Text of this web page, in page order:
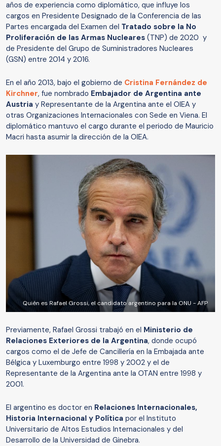
años de experiencia como diplomático, que influye los
cargos en Presidente Designado de la Conferencia de las
Partes encargada del Examen del Tratado sobre la No
Proliferación de las Armas Nucleares (TNP) de 2020 y
de Presidente del Grupo de Suministradores Nucleares
(GSN) entre 2014 y 2016.
En el año 2013, bajo el gobierno de Cristina Fernández de
Kirchner, fue nombrado Embajador de Argentina ante
Austria y Representante de la Argentina ante el OIEA y
otras Organizaciones Internacionales con Sede en Viena. El
diplomático mantuvo el cargo durante el periodo de Mauricio
Macri hasta asumir la dirección de la OIEA.
Quién es Rafael Grossi, el candidato argentino para la ONU - AFP
Previamente, Rafael Grossi trabajó en el Ministerio de
Relaciones Exteriores de la Argentina, donde ocupó
cargos como el de Jefe de Cancillería en la Embajada ante
Bélgica y Luxemburgo entre 1998 y 2002 y el de
Representante de la Argentina ante la OTAN entre 1998 y
2001.
El argentino es doctor en Relaciones Internacionales,
Historia Internacional y Política por el Instituto
Universitario de Altos Estudios Internacionales y del
Desarrollo de la Universidad de Ginebra.